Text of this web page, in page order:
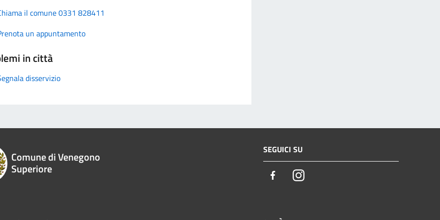
il comune 0331 828411
un appuntamento
in città
disservizio
Comune di Venegono
Superiore
SEGUICI SU
FacebookInstagram